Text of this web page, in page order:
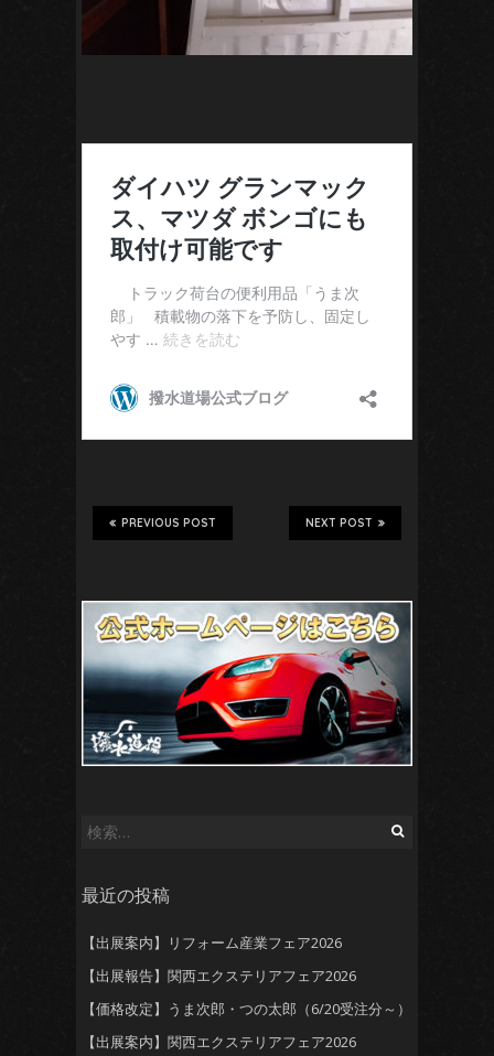
NEXT POST
PREVIOUS POST
検
最近の投稿
【出展案内】リフォーム産業フェア2026
【出展報告】関西エクステリアフェア2026
【価格改定】うま次郎・つの太郎（6/20受注分～）
【出展案内】関西エクステリアフェア2026